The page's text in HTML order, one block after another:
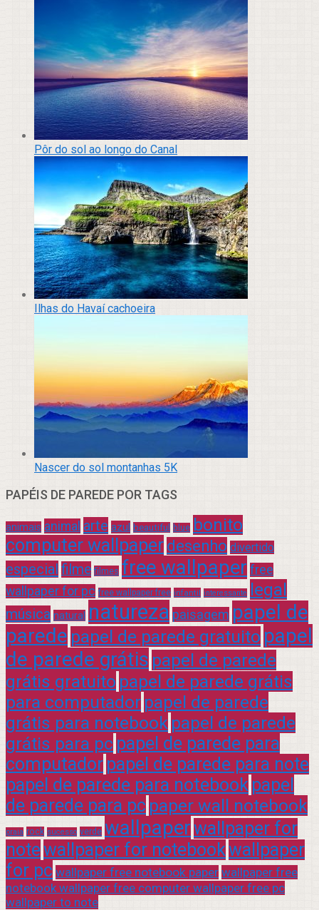
Pôr do sol ao longo do Canal
Ilhas do Havaí cachoeira
Nascer do sol montanhas 5K
PAPÉIS DE PAREDE POR TAGS
animais animal arte azul beautiful blue bonito
computer wallpaper desenho divertido
especial filme filmes free wallpaper free
wallpaper for pc free wallpaper free infantil interessante legal
música natural natureza paisagem papel de
parede papel de parede gratuito papel
de parede grátis papel de parede
grátis gratuito papel de parede grátis
para computador papel de parede
grátis para notebook papel de parede
grátis para pc papel de parede para
computador papel de parede para note
papel de parede para notebook papel
de parede para pc paper wall notebook
praia rock sucesso verde wallpaperwallpaper for
notewallpaper for notebookwallpaper
for pc wallpaper free notebook paper wallpaper free
notebook wallpaper free computer wallpaper free pc
wallpaper to note